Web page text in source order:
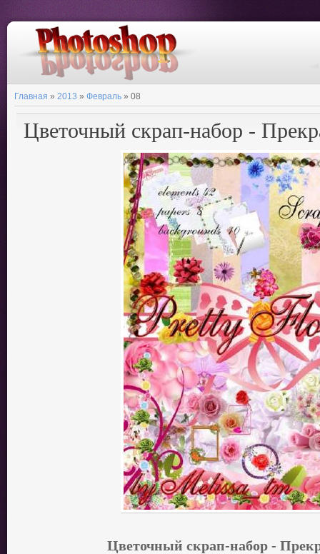
Главная » 2013 » Февраль » 08
Цветочный скрап-набор -
Цветочный скрап-набор -